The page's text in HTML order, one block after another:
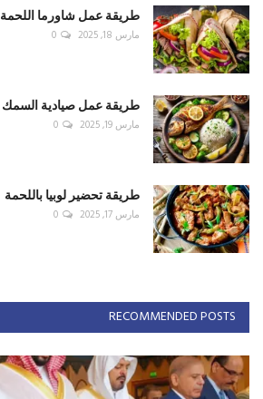
طريقة عمل شاورما اللحمة
مارس 18, 2025 0
طريقة عمل صيادية السمك
مارس 19, 2025 0
طريقة تحضير لوبيا باللحمة
مارس 17, 2025 0
RECOMMENDED POSTS